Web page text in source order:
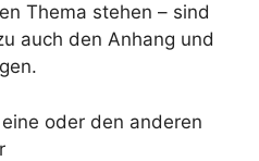
Thema stehen – sind
auch den Anhang und
oder den anderen